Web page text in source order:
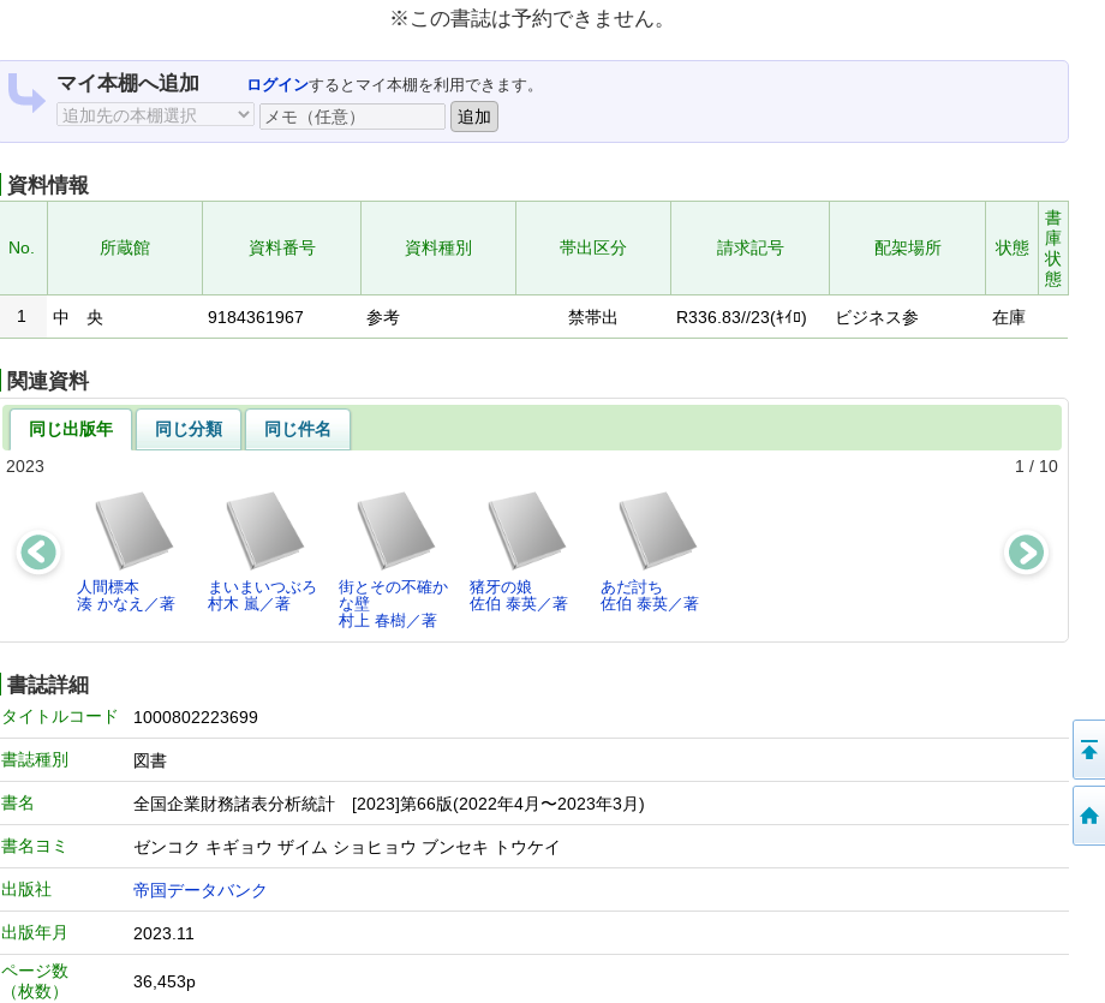
※この書誌は予約できません。
マイ本棚へ追加 ログインするとマイ本棚を利用できます。
資料情報
No. 所蔵館 資料番号 資料種別 帯出区分 請求記号 配架場所 状態
書
庫
状
態
1
中 央 9184361967 参考 禁帯出 R336.83//23(ｷｲﾛ) ビジネス参 在庫
関連資料
同じ出版年 同じ分類
同じ件名
2023
1 / 10
人間標本
湊 かなえ／著
まいまいつぶろ
村木 嵐／著
街とその不確か
な壁
村上 春樹／著
猪牙の娘
佐伯 泰英／著
あだ討ち
佐伯 泰英／著
斉藤 洋／作,
書誌詳細
タイトルコード 1000802223699
書誌種別 図書
書名 全国企業財務諸表分析統計 [2023]第66版(2022年4月〜2023年3月)
書名ヨミ ゼンコク キギョウ ザイム ショヒョウ ブンセキ トウケイ
出版社 帝国データバンク
出版年月
2023.11
ページ数
（枚数）
36,453p